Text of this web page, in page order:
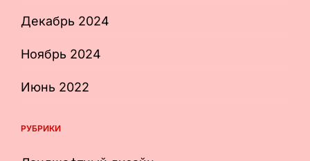
Декабрь 2024
Ноябрь 2024
Июнь 2022
РУБРИКИ